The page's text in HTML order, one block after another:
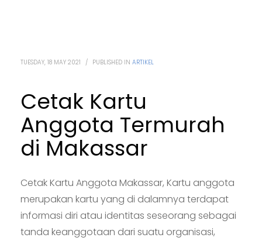
TUESDAY, 18 MAY 2021 / PUBLISHED IN ARTIKEL
Cetak Kartu
Anggota Termurah
di Makassar
Cetak Kartu Anggota Makassar, Kartu anggota
merupakan kartu yang di dalamnya terdapat
informasi diri atau identitas seseorang sebagai
tanda keanggotaan dari suatu organisasi,